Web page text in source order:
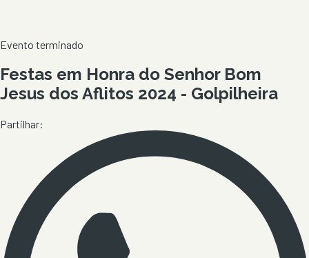
Evento terminado
Festas em Honra do Senhor Bom
Jesus dos Aflitos 2024 - Golpilheira
Partilhar: